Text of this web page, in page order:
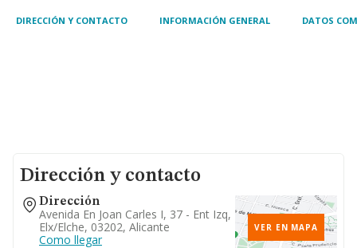
clase de vehículos automóvile.
DIRECCIÓN Y CONTACTO INFORMACIÓN GENERAL DATOS
Dirección y contacto
Dirección
Avenida En Joan Carles I, 37 - Ent Izq,
Elx/elche, 03202, Alicante
Como llegar
VER EN MAPA